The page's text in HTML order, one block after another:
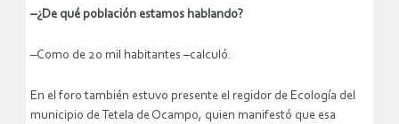
–¿De qué población estamos hablando?
–Como de 20 mil habitantes –calculó.
En el foro también estuvo presente el regidor de Ecología del
municipio de Tetela de Ocampo, quien manifestó que esa